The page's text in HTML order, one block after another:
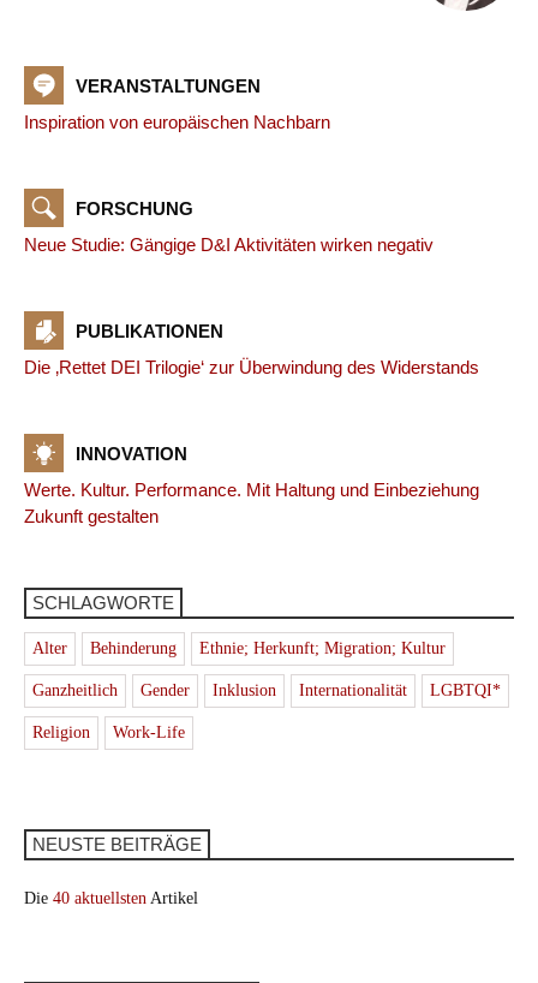
VERANSTALTUNGEN
Inspiration von europäischen Nachbarn
FORSCHUNG
Neue Studie: Gängige D&I Aktivitäten wirken negativ
PUBLIKATIONEN
Die ‚Rettet DEI Trilogie‘ zur Überwindung des Widerstands
INNOVATION
Werte. Kultur. Performance. Mit Haltung und Einbeziehung
Zukunft gestalten
SCHLAGWORTE
Alter Behinderung Ethnie; Herkunft; Migration; Kultur
Ganzheitlich Gender Inklusion Internationalität LGBTQI*
Religion Work-Life
NEUSTE BEITRÄGE
Die 40 aktuellsten Artikel